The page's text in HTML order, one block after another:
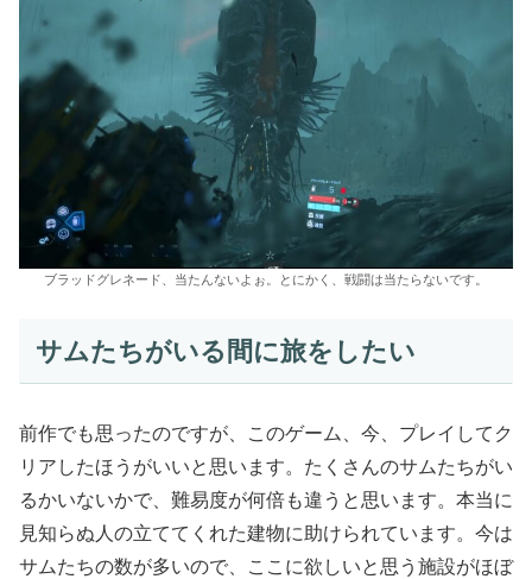
ブラッドグレネード、当たんないよぉ。とにかく、戦闘は当たらないです。
サムたちがいる間に旅をしたい
前作でも思ったのですが、このゲーム、今、プレイしてク
リアしたほうがいいと思います。たくさんのサムたちがい
るかいないかで、難易度が何倍も違うと思います。本当に
見知らぬ人の立ててくれた建物に助けられています。今は
サムたちの数が多いので、ここに欲しいと思う施設がほぼ